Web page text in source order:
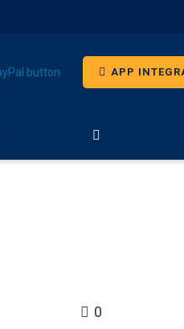
APP
0